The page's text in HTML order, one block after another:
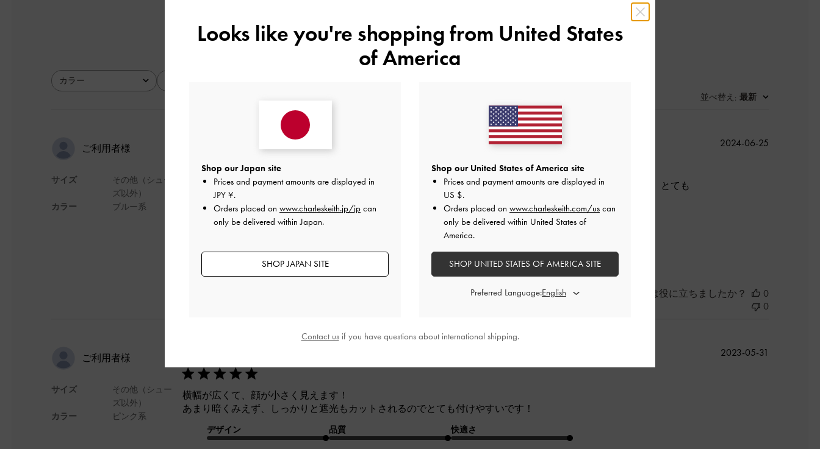
カラー
全て
並べ替え : 最新
ご利用者様
サイズ
カラー
その他（シュー
ズ以外）
ブルー系
カッコいい！
横長のレンズが好きなので購入。大きさも形も良いし、軽いのも良い。水色は画像通り。めずらしい色味で、とても
お洒落です。
デザイン 快適さ
公
2024-06-25
このレビューは役に立ちましたか？
0
0
ご利用者様
サイズ
カラー
その他（シュー
ズ以外）
ピンク系
横幅が広くて、顔が小さく見えます！
あまり暗くみえず、しっかりと遮光もカットされるのでとても付けやすいです！
デザイン 品質 快適さ
2023-05-31
Looks like you're shopping from United States
of America
Shop our Japan site
Prices and payment amounts are displayed in
JPY ¥.
Orders placed on www.charleskeith.jp/jp can
only be delivered within Japan.
SHOP JAPAN SITE
Shop our United States of America site
Prices and payment amounts are displayed in
US $.
Orders placed on www.charleskeith.com/us can
only be delivered within United States of
America.
SHOP UNITED STATES OF AMERICA SITE
Preferred Language:
Contact usif you have questions about international shipping.